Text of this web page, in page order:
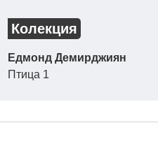
Колекция
Едмонд Демирджиян
Птица 1